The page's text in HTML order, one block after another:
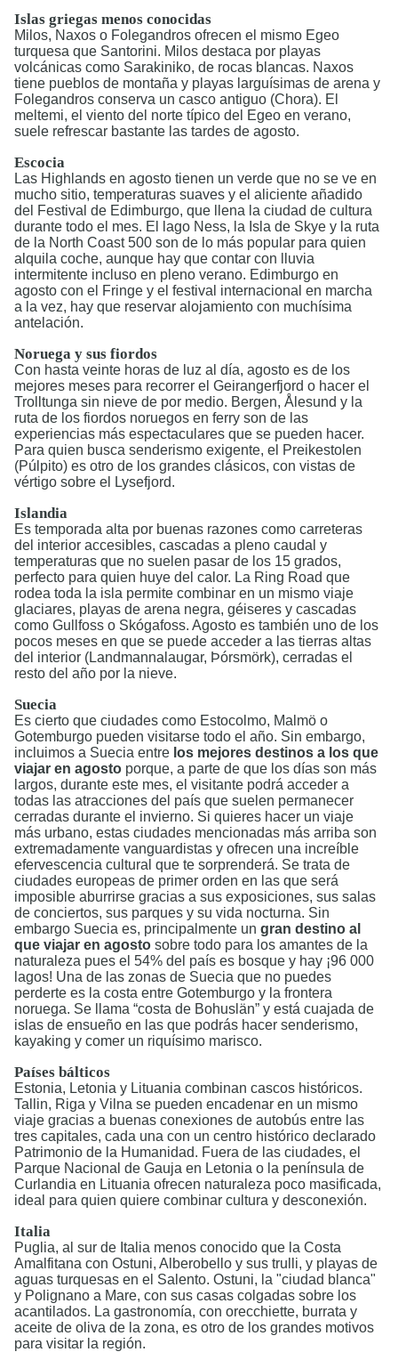
Islas griegas menos conocidas
Milos, Naxos o Folegandros ofrecen el mismo Egeo
turquesa que Santorini. Milos destaca por playas
volcánicas como Sarakiniko, de rocas blancas. Naxos
tiene pueblos de montaña y playas larguísimas de arena y
Folegandros conserva un casco antiguo (Chora). El
meltemi, el viento del norte típico del Egeo en verano,
suele refrescar bastante las tardes de agosto.
Escocia
Las Highlands en agosto tienen un verde que no se ve en
mucho sitio, temperaturas suaves y el aliciente añadido
del Festival de Edimburgo, que llena la ciudad de cultura
durante todo el mes. El lago Ness, la Isla de Skye y la ruta
de la North Coast 500 son de lo más popular para quien
alquila coche, aunque hay que contar con lluvia
intermitente incluso en pleno verano. Edimburgo en
agosto con el Fringe y el festival internacional en marcha
a la vez, hay que reservar alojamiento con muchísima
antelación.
Noruega y sus fiordos
Con hasta veinte horas de luz al día, agosto es de los
mejores meses para recorrer el Geirangerfjord o hacer el
Trolltunga sin nieve de por medio. Bergen, Ålesund y la
ruta de los fiordos noruegos en ferry son de las
experiencias más espectaculares que se pueden hacer.
Para quien busca senderismo exigente, el Preikestolen
(Púlpito) es otro de los grandes clásicos, con vistas de
vértigo sobre el Lysefjord.
Islandia
Es temporada alta por buenas razones como carreteras
del interior accesibles, cascadas a pleno caudal y
temperaturas que no suelen pasar de los 15 grados,
perfecto para quien huye del calor. La Ring Road que
rodea toda la isla permite combinar en un mismo viaje
glaciares, playas de arena negra, géiseres y cascadas
como Gullfoss o Skógafoss. Agosto es también uno de los
pocos meses en que se puede acceder a las tierras altas
del interior (Landmannalaugar, Þórsmörk), cerradas el
resto del año por la nieve.
Suecia
Es cierto que ciudades como Estocolmo, Malmö o
Gotemburgo pueden visitarse todo el año. Sin embargo,
incluimos a Suecia entre los mejores destinos a los que
viajar en agosto porque, a parte de que los días son más
largos, durante este mes, el visitante podrá acceder a
todas las atracciones del país que suelen permanecer
cerradas durante el invierno. Si quieres hacer un viaje
más urbano, estas ciudades mencionadas más arriba son
extremadamente vanguardistas y ofrecen una increíble
efervescencia cultural que te sorprenderá. Se trata de
ciudades europeas de primer orden en las que será
imposible aburrirse gracias a sus exposiciones, sus salas
de conciertos, sus parques y su vida nocturna. Sin
embargo Suecia es, principalmente un gran destino al
que viajar en agosto sobre todo para los amantes de la
naturaleza pues el 54% del país es bosque y hay ¡96 000
lagos! Una de las zonas de Suecia que no puedes
perderte es la costa entre Gotemburgo y la frontera
noruega. Se llama “costa de Bohuslän” y está cuajada de
islas de ensueño en las que podrás hacer senderismo,
kayaking y comer un riquísimo marisco.
Países bálticos
Estonia, Letonia y Lituania combinan cascos históricos.
Tallin, Riga y Vilna se pueden encadenar en un mismo
viaje gracias a buenas conexiones de autobús entre las
tres capitales, cada una con un centro histórico declarado
Patrimonio de la Humanidad. Fuera de las ciudades, el
Parque Nacional de Gauja en Letonia o la península de
Curlandia en Lituania ofrecen naturaleza poco masificada,
ideal para quien quiere combinar cultura y desconexión.
Italia
Puglia, al sur de Italia menos conocido que la Costa
Amalfitana con Ostuni, Alberobello y sus trulli, y playas de
aguas turquesas en el Salento. Ostuni, la "ciudad blanca"
y Polignano a Mare, con sus casas colgadas sobre los
acantilados. La gastronomía, con orecchiette, burrata y
aceite de oliva de la zona, es otro de los grandes motivos
para visitar la región.